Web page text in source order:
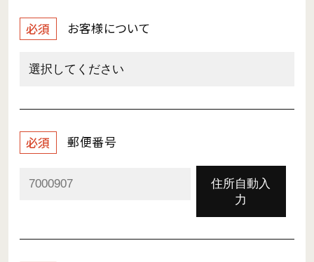
必須 お客様について
必須 郵便番号
住所自動入
力